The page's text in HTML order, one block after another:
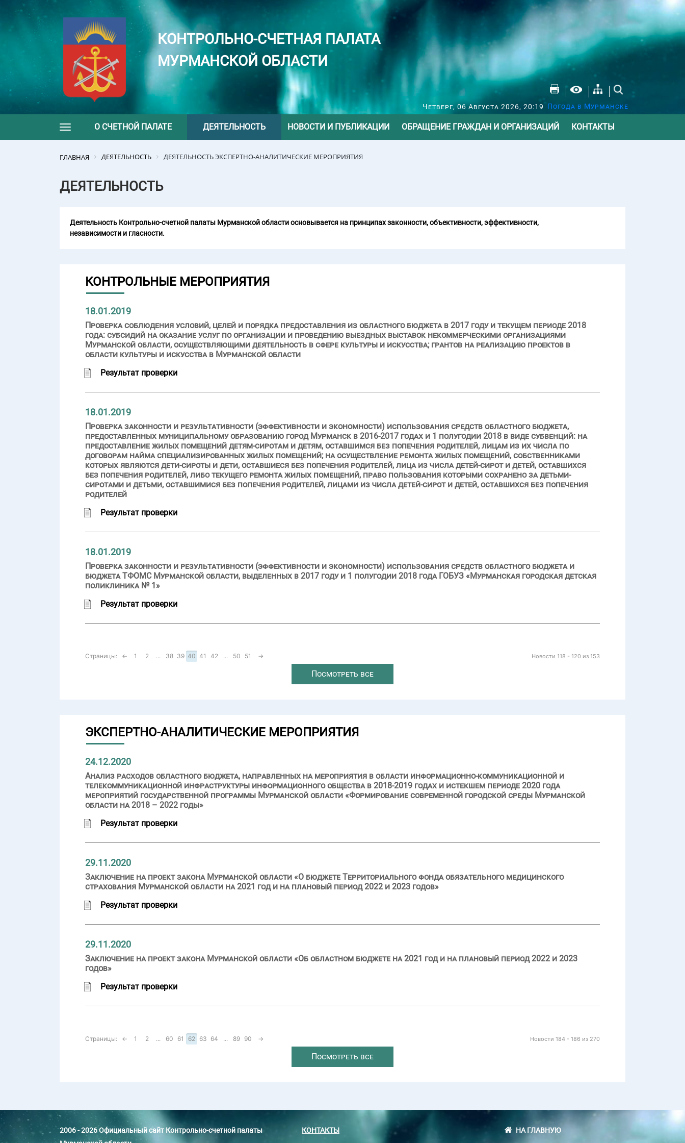
КОНТРОЛЬНО-СЧЕТНАЯ ПАЛАТА
МУРМАНСКОЙ ОБЛАСТИ
Четверг, 06 Августа 2026, 20:19 Погода в Мурманске
Toggle navigation
О СЧЕТНОЙ ПАЛАТЕ ДЕЯТЕЛЬНОСТЬ НОВОСТИ И ПУБЛИКАЦИИ ОБРАЩЕНИЕ ГРАЖДАН И ОРГАНИЗАЦИЙ КОНТАКТЫ
ГЛАВНАЯ ДЕЯТЕЛЬНОСТЬ ДЕЯТЕЛЬНОСТЬ ЭКСПЕРТНО-АНАЛИТИЧЕСКИЕ МЕРОПРИЯТИЯ
ДЕЯТЕЛЬНОСТЬ
Деятельность Контрольно-счетной палаты Мурманской области основывается на принципах законности, объективности, эффективности,
независимости и гласности.
КОНТРОЛЬНЫЕ МЕРОПРИЯТИЯ
18.01.2019
Проверка соблюдения условий, целей и порядка предоставления из областного бюджета в 2017 году и текущем периоде 2018
года: субсидий на оказание услуг по организации и проведению выездных выставок некоммерческими организациями
Мурманской области, осуществляющими деятельность в сфере культуры и искусства; грантов на реализацию проектов в
области культуры и искусства в Мурманской области
Результат проверки
18.01.2019
Проверка законности и результативности (эффективности и экономности) использования средств областного бюджета,
предоставленных муниципальному образованию город Мурманск в 2016-2017 годах и 1 полугодии 2018 в виде субвенций: на
предоставление жилых помещений детям-сиротам и детям, оставшимся без попечения родителей, лицам из их числа по
договорам найма специализированных жилых помещений; на осуществление ремонта жилых помещений, собственниками
которых являются дети-сироты и дети, оставшиеся без попечения родителей, лица из числа детей-сирот и детей, оставшихся
без попечения родителей, либо текущего ремонта жилых помещений, право пользования которыми сохранено за детьми-
сиротами и детьми, оставшимися без попечения родителей, лицами из числа детей-сирот и детей, оставшихся без попечения
родителей
Результат проверки
18.01.2019
Проверка законности и результативности (эффективности и экономности) использования средств областного бюджета и
бюджета ТФОМС Мурманской области, выделенных в 2017 году и 1 полугодии 2018 года ГОБУЗ «Мурманская городская детская
поликлиника № 1»
Результат проверки
Новости 118 - 120 из 153
Страницы: ← 1 2 ... 38 39 40 41 42 ... 50 51 →
Посмотреть все
ЭКСПЕРТНО-АНАЛИТИЧЕСКИЕ МЕРОПРИЯТИЯ
24.12.2020
Анализ расходов областного бюджета, направленных на мероприятия в области информационно-коммуникационной и
телекоммуникационной инфраструктуры информационного общества в 2018-2019 годах и истекшем периоде 2020 года
мероприятий государственной программы Мурманской области «Формирование современной городской среды Мурманской
области на 2018 – 2022 годы»
Результат проверки
29.11.2020
Заключение на проект закона Мурманской области «О бюджете Территориального фонда обязательного медицинского
страхования Мурманской области на 2021 год и на плановый период 2022 и 2023 годов»
Результат проверки
29.11.2020
Заключение на проект закона Мурманской области «Об областном бюджете на 2021 год и на плановый период 2022 и 2023
годов»
Результат проверки
Новости 184 - 186 из 270
Страницы: ← 1 2 ... 60 61 62 63 64 ... 89 90 →
Посмотреть все
2006 - 2026 Официальный сайт Контрольно-счетной палаты
КОНТАКТЫ НА ГЛАВНУЮ